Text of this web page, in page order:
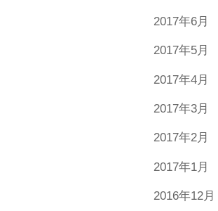
2017年6月
2017年5月
2017年4月
2017年3月
2017年2月
2017年1月
2016年12月